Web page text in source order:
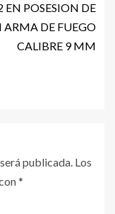
EN POSESION DE
ARMA DE FUEGO
CALIBRE 9 MM
publicada. Los
*